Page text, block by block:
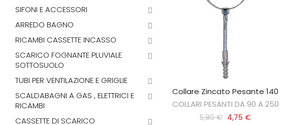
AGGIUNGI AL CARRELLO
Collare Zincato Pesante 140
COLLARI PESANTI DA 90 A 250
5,80 € 4,75 €
SIFONI E ACCESSORI
ARREDO BAGNO
RICAMBI CASSETTE INCASSO
SCARICO FOGNANTE PLUVIALE
SOTTOSUOLO
TUBI PER VENTILAZIONE E GRIGLIE
SCALDABAGNI A GAS , ELETTRICI E
RICAMBI
CASSETTE DI SCARICO